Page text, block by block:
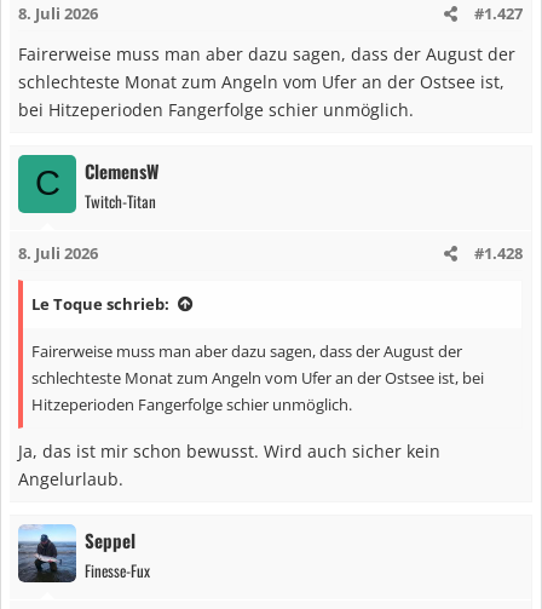
o
8. Juli 2026 #1.427
Fairerweise muss man aber dazu sagen, dass der August der
schlechteste Monat zum Angeln vom Ufer an der Ostsee ist,
bei Hitzeperioden Fangerfolge schier unmöglich.
C ClemensW
Twitch-Titan
8. Juli 2026 #1.428
Le Toque schrieb:
Fairerweise muss man aber dazu sagen, dass der August der
schlechteste Monat zum Angeln vom Ufer an der Ostsee ist, bei
Hitzeperioden Fangerfolge schier unmöglich.
Ja, das ist mir schon bewusst. Wird auch sicher kein
Angelurlaub.
Seppel
Finesse-Fux